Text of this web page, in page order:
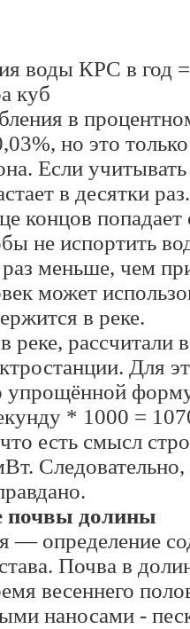
воды КРС в год
куб
в
но это
Если
в десятки
концов
не испортить
меньше, чем
может
в реке.
реке, рассчитали
Для
упрощённой
* 1000 =
есть смысл
Следовательно,
почвы долины
— определение
Почва в
весеннего
наносами -